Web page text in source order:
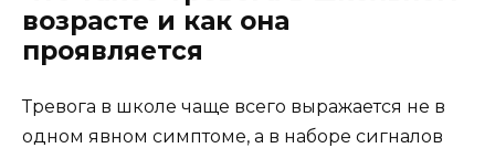
возрасте и как она
проявляется
Тревога в школе чаще всего выражается не в
одном явном симптоме, а в наборе сигналов